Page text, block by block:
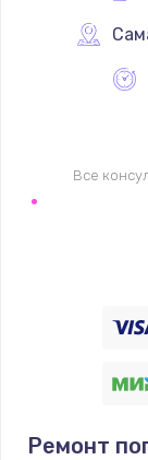
Все
Ремонт